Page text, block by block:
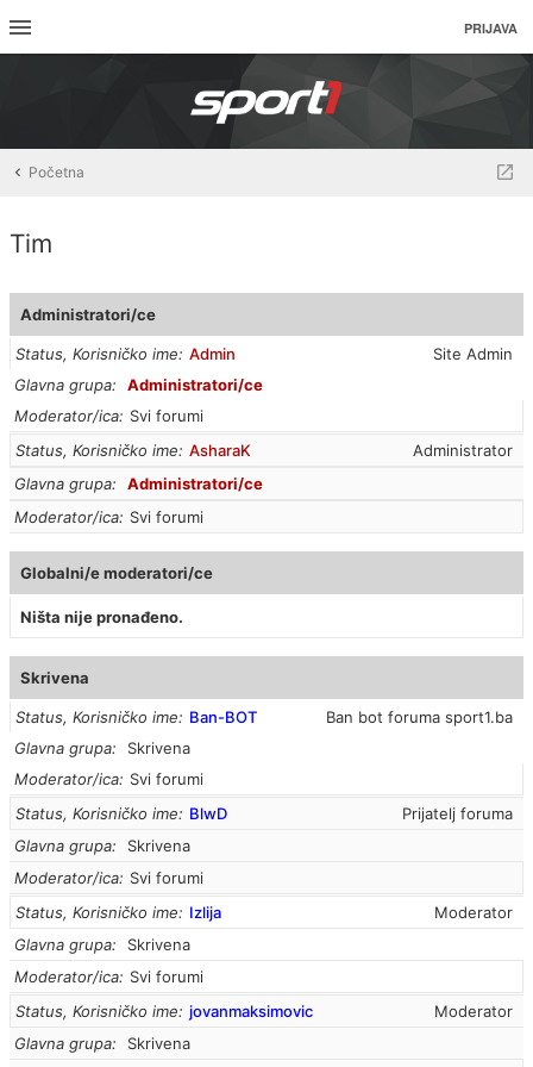
PRIJAVA
Početna
Tim
Administratori/ce
Status, Korisničko ime Site Admin
Admin
Glavna grupa
Administratori/ce
Moderator/ica
Svi forumi
Status, Korisničko ime
Administrator
AsharaK
Glavna grupa
Administratori/ce
Moderator/ica
Svi forumi
Globalni/e moderatori/ce
Ništa nije pronađeno.
Skrivena
Status, Korisničko ime Ban bot foruma sport1.ba
Ban-BOT
Glavna grupa
Skrivena
Moderator/ica
Svi forumi
Status, Korisničko ime
Prijatelj foruma
BlwD
Glavna grupa
Skrivena
Moderator/ica
Svi forumi
Status, Korisničko ime
Moderator
Izlija
Glavna grupa
Skrivena
Moderator/ica
Svi forumi
Status, Korisničko ime
Moderator
jovanmaksimovic
Glavna grupa
Skrivena